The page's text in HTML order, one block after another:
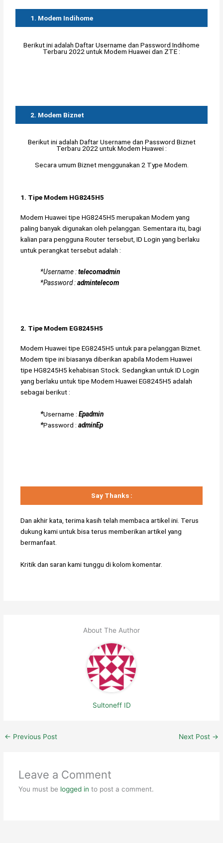
1. Modem Indihome
Berikut ini adalah Daftar Username dan Password Indihome
Terbaru 2022 untuk Modem Huawei dan ZTE :
2. Modem Biznet
Berikut ini adalah Daftar Username dan Password Biznet
Terbaru 2022 untuk Modem Huawei :
Secara umum Biznet menggunakan 2 Type Modem.
1. Tipe Modem HG8245H5
Modem Huawei tipe HG8245H5 merupakan Modem yang
paling banyak digunakan oleh pelanggan. Sementara itu, bagi
kalian para pengguna Router tersebut, ID Login yang berlaku
untuk perangkat tersebut adalah :
*Username :telecomadmin
*Password :admintelecom
2. Tipe Modem EG8245H5
Modem Huawei tipe EG8245H5 untuk para pelanggan Biznet.
Modem tipe ini biasanya diberikan apabila Modem Huawei
tipe HG8245H5 kehabisan Stock. Sedangkan untuk ID Login
yang berlaku untuk tipe Modem Huawei EG8245H5 adalah
sebagai berikut :
*Username :Epadmin
*Password :adminEp
Say Thanks :
Dan akhir kata, terima kasih telah membaca artikel ini. Terus
dukung kami untuk bisa terus memberikan artikel yang
bermanfaat.
Kritik dan saran kami tunggu di kolom komentar.
About The Author
Sultoneff ID
← Previous Post Next Post →
Leave a Comment
You must be logged in to post a comment.